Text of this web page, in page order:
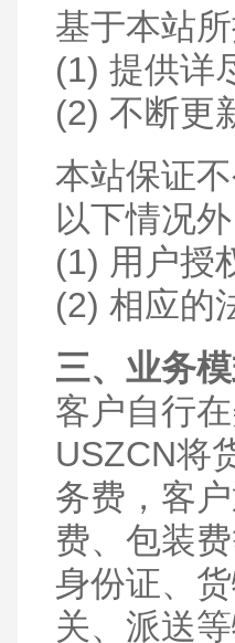
基于本站
(1) 提供详
(2) 不断更
本站保证
以下情况外
(1) 用户授
(2) 相应的
三、业务
客户自行
USZCN将
务费，客
费、包装
身份证、
关、派送